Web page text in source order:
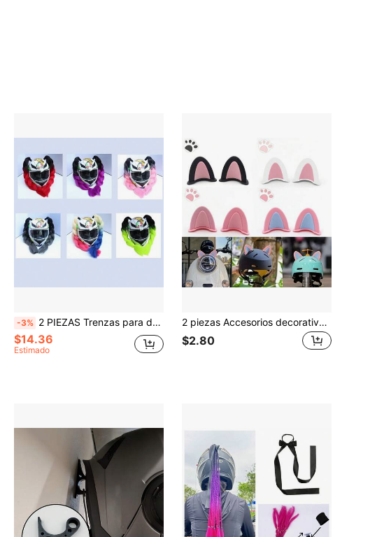
-3% 2 PIEZAS Trenzas para decorar el casco, trenzas para casco con ventosa y cinta adhesiva por ambas caras, trenzas para casco de motocicleta, trenzas de colores variados para casco de bicicleta (casco no incluido)
$14.36
Estimado
2 piezas Accesorios decorativos de casco con orejas de gato para motocicleta, scooter eléctrico, adecuados para el volante del automóvil, espejo retrovisor, decoración interior de vehículos recreativos, de uso múltiple, disponibles en varios colores
$2.80